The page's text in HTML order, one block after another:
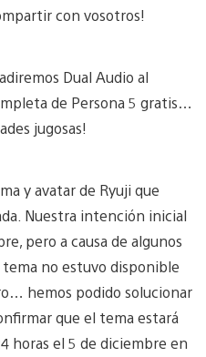
con vosotros!
Dual Audio al
de Persona 5 gratis…
jugosas!
y avatar de Ryuji que
Nuestra intención inicial
pero a causa de algunos
no estuvo disponible
hemos podido solucionar
que el tema estará
horas el 5 de diciembre en